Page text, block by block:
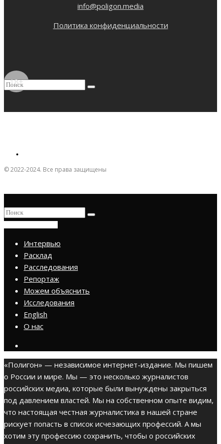
info@poligon.media
Политика конфиденциальности
18+
© 2022-2024. Все права защищены
Интервью
Расклад
Расследования
Репортаж
Можем объяснить
Исследования
English
О нас
«Полигон» — независимое интернет-издание. Мы пишем
о России и мире. Мы — это несколько журналистов
российских медиа, которые были вынуждены закрыться
под давлением властей. Мы на собственном опыте видим,
что настоящая честная журналистика в нашей стране
рискует попасть в список исчезающих профессий. А мы
хотим эту профессию сохранить, чтобы о российских